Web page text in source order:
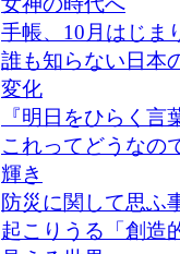
手帳、10月はじま
誰も知らない日本
変化
『明日をひらく言
これってどうなの
輝き
防災に関して思ふ
起こりうる「創造